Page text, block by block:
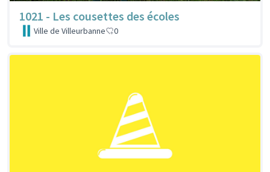
1021 - Les cousettes des écoles
Ville de Villeurbanne 0